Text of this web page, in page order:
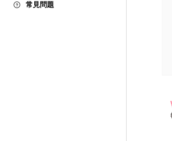
常見問題